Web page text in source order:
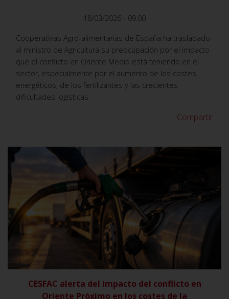
18/03/2026 - 09:00
Cooperativas Agro-alimentarias de España ha trasladado
al ministro de Agricultura su preocupación por el impacto
que el conflicto en Oriente Medio está teniendo en el
sector, especialmente por el aumento de los costes
energéticos, de los fertilizantes y las crecientes
dificultades logísticas.
Compartir
VER
CESFAC alerta del impacto del conflicto en
Oriente Próximo en los costes de la